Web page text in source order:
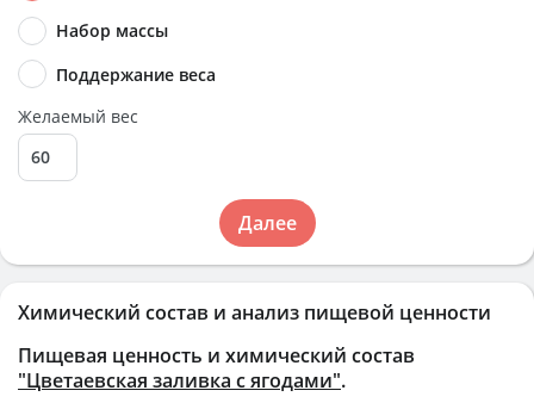
Химический состав и анализ пищевой ценности
Пищевая ценность и химический состав
"Цветаевская заливка с ягодами".
Набор массы
Поддержание веса
Желаемый вес
Далее